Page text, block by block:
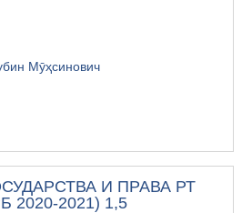
Мӯҳсинович
И ПРАВА РТ
2020-2021) 1,5